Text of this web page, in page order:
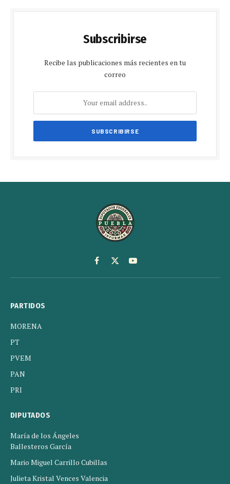
Subscribirse
Recibe las publicaciones más recientes en tu
correo
Facebook
X
(Twitter)
YouTube
PARTIDOS
MORENA
PT
PVEM
PAN
PRI
DIPUTADOS
María de los Ángeles
Ballesteros García
Mario Miguel Carrillo Cubillas
Julieta Kristal Vences Valencia